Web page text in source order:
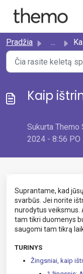
Pradžia ...
Kaip
Sukurta Themo
2024 - 8:56 PO
Suprantame, kad
svarbūs. Jei norite
nurodytus veiksmus.
tam tikri duomenys
saugomi tam tikrą
TURINYS
Žingsniai, kaip